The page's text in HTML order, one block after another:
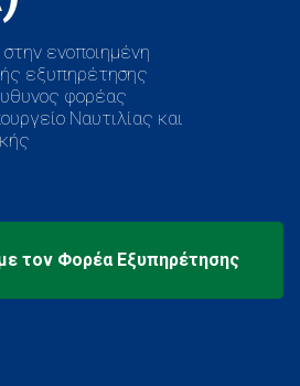
ενοποιημένη
εξυπηρέτησης
φορέας
Ναυτιλίας και